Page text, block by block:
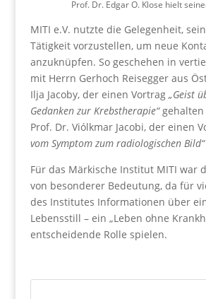
Prof. Dr. Edgar O. Klose hielt
MITI e.V. nutzte die Gelegenheit,
Tätigkeit vorzustellen, um neue
anzuknüpfen. So geschehen in
mit Herrn Gerhoch Reisegger aus
Ilja Jacoby, der einen Vortrag „Geist
Gedanken zur Krebstherapie“gehalten
Prof. Dr. Viólkmar Jacobi, der einen
vom Symptom zum radiologischen Bild“
Für das Märkische Institut MITI war
von besonderer Bedeutung, da für
des Institutes Informationen über
Lebensstill – ein „Leben ohne
entscheidende Rolle spielen.